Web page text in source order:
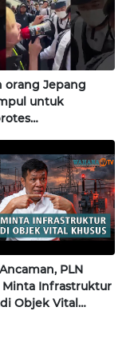
orang Jepang
untuk
di Fujisawa
PLN
Minta Infrastruktur
Objek Vital